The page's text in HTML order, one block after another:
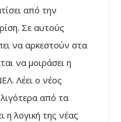
από την
Σε αυτούς
να αρκεστούν στα
να μοιράσει η
Λέει ο νέος
από τα
η λογική της νέας